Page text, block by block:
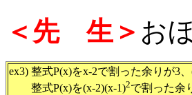
＜先 生＞ お
ex3) 整式P(x)をx-2で割った余りが3
整式P(x)を(x-2)(x-1)2で割った余